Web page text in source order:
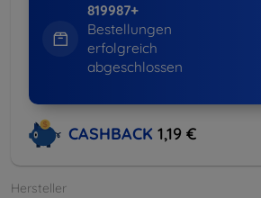
819987+
Bestellungen
erfolgreich
abgeschlossen
CASHBACK 1,19 €
Hersteller